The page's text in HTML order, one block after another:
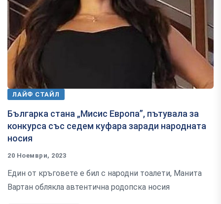
ЛАЙФ СТАЙЛ
Българка стана „Мисис Европа”, пътувала за
конкурса със седем куфара заради народната
носия
20 Ноември, 2023
Един от кръговете е бил с народни тоалети, Манита
Вартан облякла автентична родопска носия